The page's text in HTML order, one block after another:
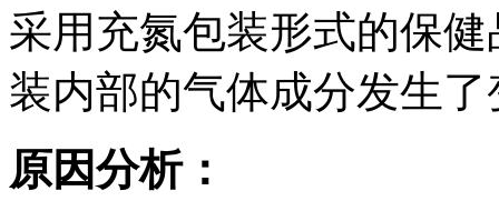
采用充氮包装形式的保
装内部的气体成分发生了
原因分析：